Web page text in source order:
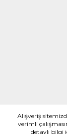
Alışveriş
verimli
detaylı bilgi